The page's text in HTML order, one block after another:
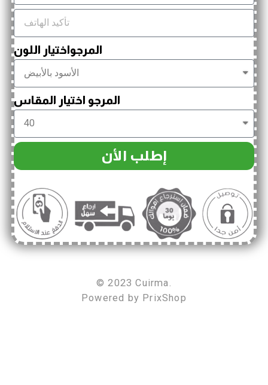
المرجواختيار اللون
المرجو اختيار المقاس
إطلب الأن
© 2023 Cuirma.
Powered by PrixShop